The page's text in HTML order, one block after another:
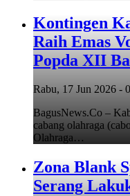
Kontingen
Raih Emas
Popda XII
Rabu, 17 Jun 2026 -
BagusNews.Co –
cabang olahraga
Olahraga…
Zona Blank
Serang